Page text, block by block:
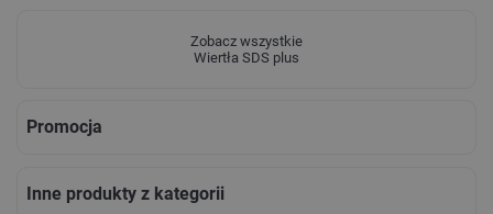
Zobacz wszystkie
Wiertła SDS plus
Promocja
Inne produkty z kategorii